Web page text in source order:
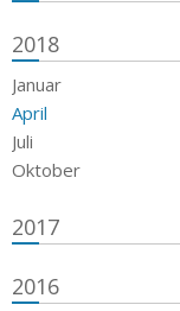
2018
Januar
April
Juli
Oktober
2017
2016